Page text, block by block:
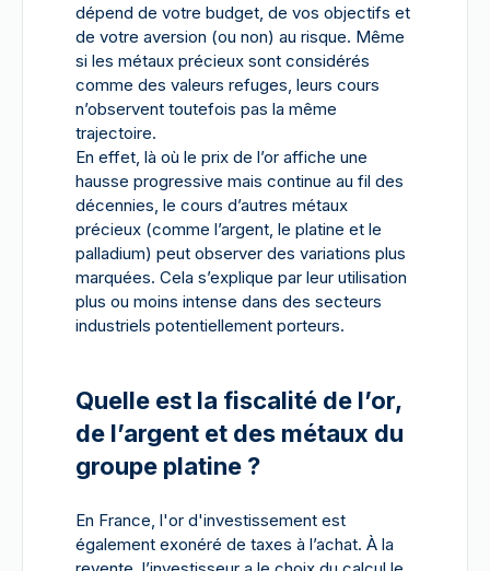
dépend de votre budget, de vos objectifs et
de votre aversion (ou non) au risque. Même
si les métaux précieux sont considérés
comme des valeurs refuges, leurs cours
n’observent toutefois pas la même
trajectoire.
En effet, là où le prix de l’or affiche une
hausse progressive mais continue au fil des
décennies, le cours d’autres métaux
précieux (comme l’argent, le platine et le
palladium) peut observer des variations plus
marquées. Cela s’explique par leur utilisation
plus ou moins intense dans des secteurs
industriels potentiellement porteurs.
Quelle est la fiscalité de l’or,
de l’argent et des métaux du
groupe platine ?
En France, l'or d'investissement est
également exonéré de taxes à l’achat. À la